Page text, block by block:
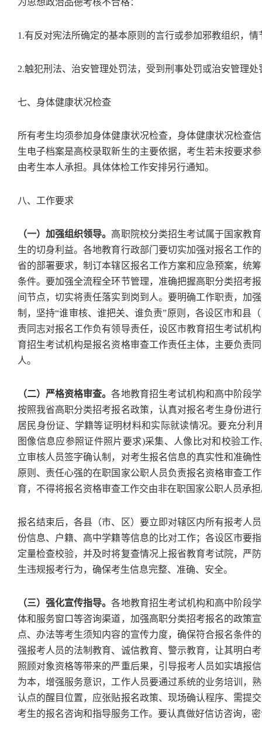
为思想政治品德考核不合格：
1.有反对宪法所确定的基本原则的言行或参加邪教组织，情
2.触犯刑法、治安管理处罚法，受到刑事处罚或治安管理
七、身体健康状况检查
所有考生均须参加身体健康状况检查，身体健康状况检查
生电子档案是高校录取新生的主要依据，考生若未按要求
由考生本人承担。具体体检工作安排另行通知。
八、工作要求
（一）加强组织领导。 高职院校分类招生考试属于国家教
生的切身利益。各地教育行政部门要切实加强对报名工作
省的部署要求，制订本辖区报名工作方案和应急预案，统
条件。要加强全流程全环节管理，准确把握高职分类招考
间节点，切实将责任落实到岗到人。要明确工作职责，加
制，坚持“谁审核、谁把关、谁负责”原则，各设区市和县
责同志对报名工作负有领导责任，设区市教育招生考试机
育招生考试机构是报名资格审查工作责任主体，主要负责
人。
（二）严格资格审查。各地教育招生考试机构和高中阶段
按照我省高职分类招考报名政策，认真对报名考生身份进
居民身份证、学籍等证明材料和实际就读情况。要充分利
图像信息应参照证件照片要求)采集、人像比对和校验工
立审核人员签字确认制，对考生报名信息的真实性和准确
原则、责任心强的在职国家公职人员负责报名资格审查工
育，不得将报名资格审查工作交由非在职国家公职人员承
报名结束后，各县（市、区）要立即对辖区内所有报考人
份信息、户籍、高中学籍等信息的比对工作；各设区市要
定量检查校验，并及时将复查情况上报省教育考试院，严
生违规报考行为，确保考生信息完整、准确、安全。
（三）强化宣传指导。各地教育招生考试机构和高中阶段
体和服务窗口等咨询渠道，加强高职分类招考报名的政策
点、办法等考生须知内容的宣传力度，确保符合报名条件
强报考人员的法制教育、诚信教育、警示教育，让其明白
照顾对象资格等带来的严重后果，引导报考人员如实填报
为本，增强服务意识，工作人员要通过系统的业务培训，
认点的醒目位置，应张贴报名政策、现场确认程序、需提
考生的报名咨询和指导服务工作。要认真做好信访咨询，